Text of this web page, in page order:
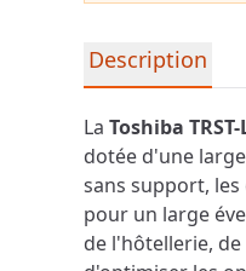
Informations
Description
La Toshiba TRST-
dotée d'une
sans support,
pour un large
de l'hôtellerie,